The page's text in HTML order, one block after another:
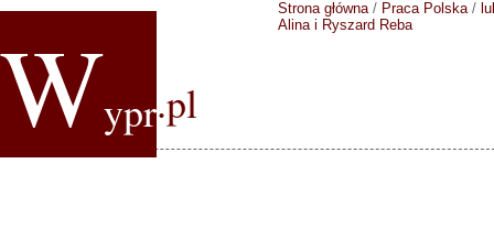
Wypr.pl
Strona główna/ Praca Polska/
Alina i Ryszard Reba